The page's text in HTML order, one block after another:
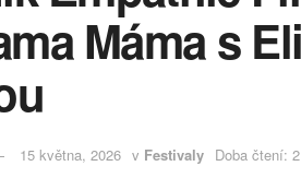
Máma s
15 května, 2026 v Festivaly Doba čtení: